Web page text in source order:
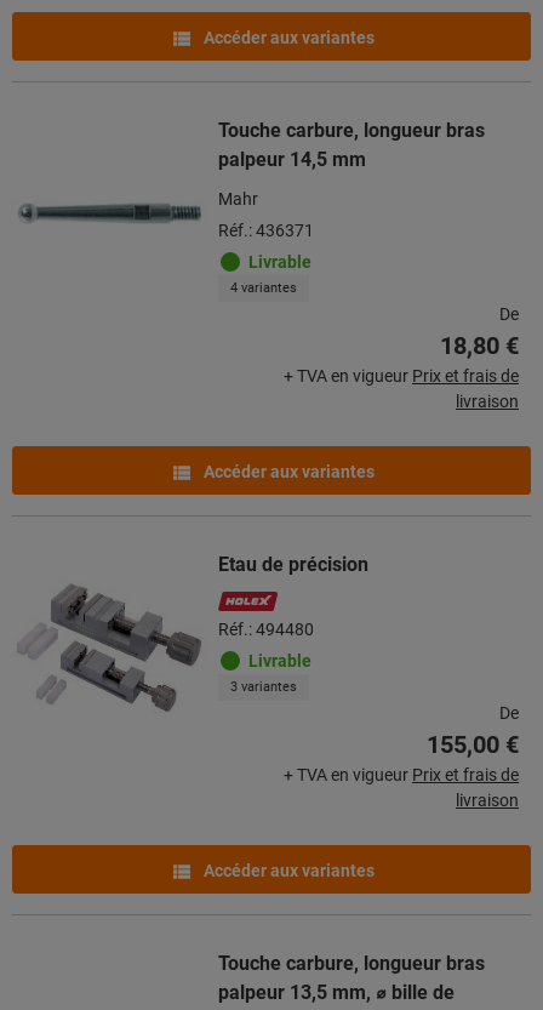
Accéder aux variantes
Touche carbure, longueur bras
palpeur 14,5 mm
Mahr
Réf.: 436371
Livrable
4 variantes
De
18,80 €
+ TVA en vigueur Prix et frais de
livraison
Accéder aux variantes
Etau de précision
Réf.: 494480
Livrable
3 variantes
De
155,00 €
+ TVA en vigueur Prix et frais de
livraison
Accéder aux variantes
Touche carbure, longueur bras
palpeur 13,5 mm, ⌀ bille de